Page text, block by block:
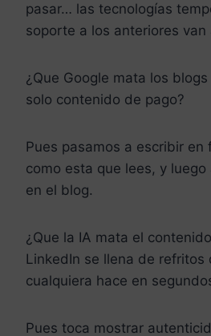
pasar… las tecnologías
soporte a los anteriores van
¿Que Google mata los
solo contenido de pago?
Pues pasamos a escribir en
como esta que lees, y
en el blog.
¿Que la IA mata el
LinkedIn se llena de refritos
cualquiera hace en
Pues toca mostrar